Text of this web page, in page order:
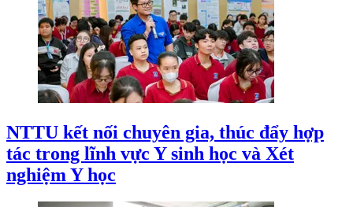
NTTU kết nối chuyên gia, thúc đẩy hợp
tác trong lĩnh vực Y sinh học và Xét
nghiệm Y học